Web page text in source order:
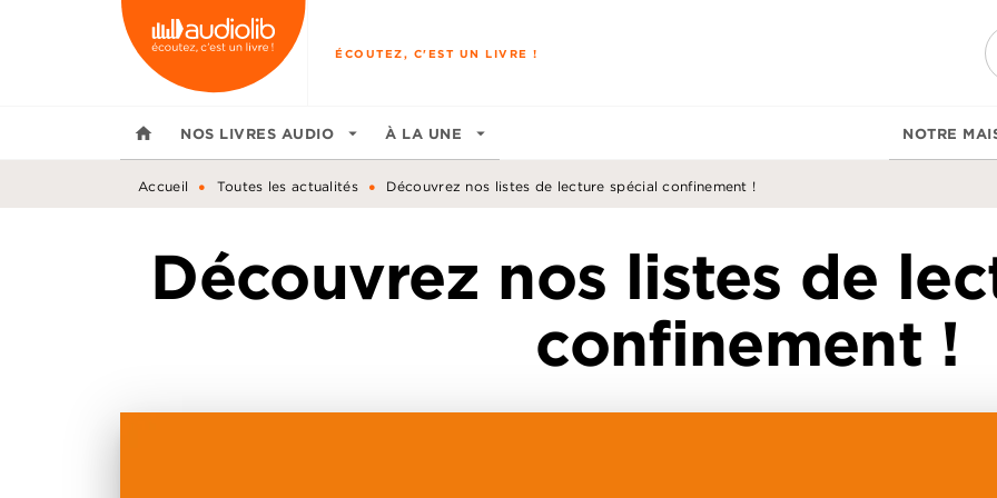
MENU RECHERCHE
ÉCOUTEZ, C'EST UN LIVRE !
home NOS LIVRES AUDIO arrow_drop_down À LA UNE arrow_drop_down NOTRE
Accueil • Toutes les actualités • Découvrez nos listes de lecture spécial confinement !
Découvrez nos listes de
confinement !